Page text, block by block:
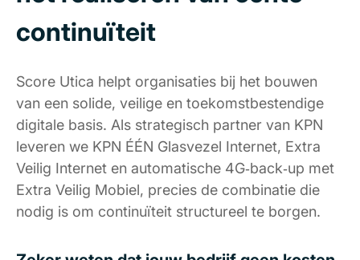
continuïteit
Score Utica helpt organisaties bij het bouwen
van een solide, veilige en toekomstbestendige
digitale basis. Als strategisch partner van KPN
leveren we KPN ÉÉN Glasvezel Internet, Extra
Veilig Internet en automatische 4G‑back‑up met
Extra Veilig Mobiel, precies de combinatie die
nodig is om continuïteit structureel te borgen.